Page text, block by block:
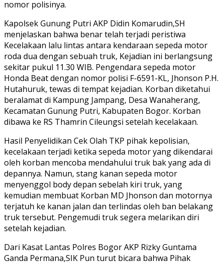
nomor polisinya.
Kapolsek Gunung Putri AKP Didin Komarudin,SH
menjelaskan bahwa benar telah terjadi peristiwa
Kecelakaan lalu lintas antara kendaraan sepeda motor
roda dua dengan sebuah truk, Kejadian ini berlangsung
sekitar pukul 11.30 WIB. Pengendara sepeda motor
Honda Beat dengan nomor polisi F-6591-KL, Jhonson P.H.
Hutahuruk, tewas di tempat kejadian. Korban diketahui
beralamat di Kampung Jampang, Desa Wanaherang,
Kecamatan Gunung Putri, Kabupaten Bogor. Korban
dibawa ke RS Thamrin Cileungsi setelah kecelakaan.
Hasil Penyelidikan Cek Olah TKP pihak kepolisian,
kecelakaan terjadi ketika sepeda motor yang dikendarai
oleh korban mencoba mendahului truk bak yang ada di
depannya. Namun, stang kanan sepeda motor
menyenggol body depan sebelah kiri truk, yang
kemudian membuat Korban MD Jhonson dan motornya
terjatuh ke kanan jalan dan terlindas oleh ban belakang
truk tersebut. Pengemudi truk segera melarikan diri
setelah kejadian.
Dari Kasat Lantas Polres Bogor AKP Rizky Guntama
Ganda Permana,SIK Pun turut bicara bahwa Pihak